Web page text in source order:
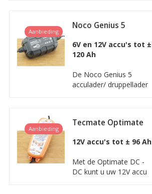
12V accu’s
ATV’s en gazonmaaiers).
De XS 0.8 is de kleinste
Aanbieding
Noco Genius 5
Druppellader
6V en 12V accu's tot ±
120 Ah
De Noco Genius 5
acculader/ druppellader
accu’s van 10Ah tot en
is geschikt voor alle
en tevens voor lithium
accu's.
Aanbieding
Tecmate Optimate
12V accu's tot ± 96 Ah
Met de Optimate DC -
DC kunt u uw 12V accu